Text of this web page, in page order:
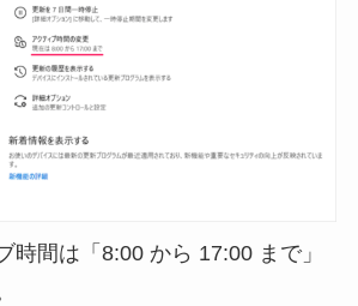
時間は「8:00 から 17:00 まで」